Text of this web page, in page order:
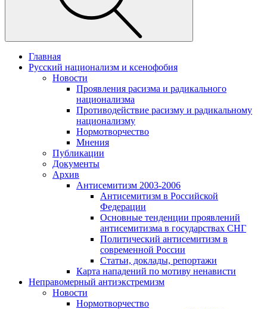
Главная
Русский национализм и ксенофобия
Новости
Проявления расизма и радикального
национализма
Противодействие расизму и радикальному
национализму
Нормотворчество
Мнения
Публикации
Документы
Архив
Антисемитизм 2003-2006
Антисемитизм в Российской
Федерации
Основные тенденции проявлений
антисемитизма в государствах СНГ
Политический антисемитизм в
современной России
Статьи, доклады, репортажи
Карта нападений по мотиву ненависти
Неправомерный антиэкстремизм
Новости
Нормотворчество